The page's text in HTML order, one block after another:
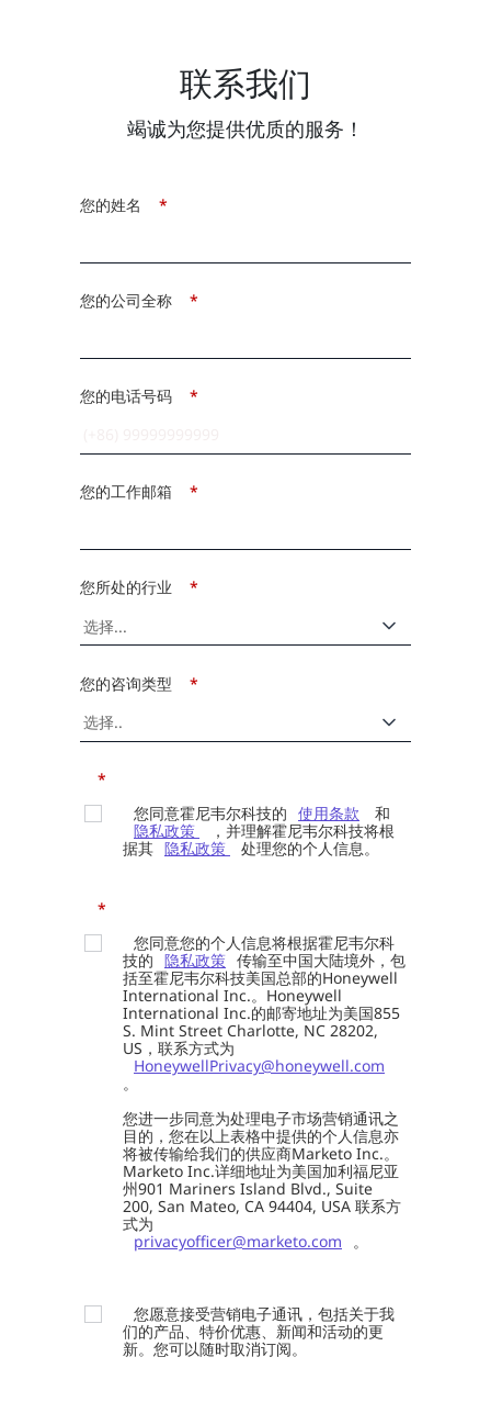
联系我们
竭诚为您提供优质的服务！
*
您的姓名
*
您的公司全称
*
您的电话号码
*
您的工作邮箱
*
您所处的行业
*
您的咨询类型
*
您同意霍尼韦尔科技的 使用条款
和
隐私政策
，并理解霍尼韦尔科技将根
据其 隐私政策 处理您的个人信息。
*
您同意您的个人信息将根据霍尼韦尔科
技的 隐私政策 传输至中国大陆境外，包
括至霍尼韦尔科技美国总部的Honeywell
International Inc.。Honeywell
International Inc.的邮寄地址为美国855
S. Mint Street Charlotte, NC 28202,
US，联系方式为
HoneywellPrivacy@honeywell.com
。
您进一步同意为处理电子市场营销通讯之
目的，您在以上表格中提供的个人信息亦
将被传输给我们的供应商Marketo Inc.。
Marketo Inc.详细地址为美国加利福尼亚
州901 Mariners Island Blvd., Suite
200, San Mateo, CA 94404, USA 联系方
式为
privacyofficer@marketo.com
。
您愿意接受营销电子通讯，包括关于我
们的产品、特价优惠、新闻和活动的更
新。您可以随时取消订阅。